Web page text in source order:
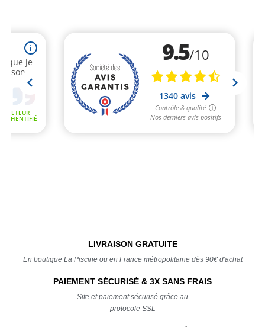
LIVRAISON GRATUITE
En boutique La Piscine ou en France métropolitaine dès 90€ d'achat
PAIEMENT SÉCURISÉ & 3X SANS FRAIS
Site et paiement sécurisé grâce au
protocole SSL